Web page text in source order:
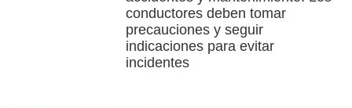
conductores deben tomar
precauciones y seguir
indicaciones para evitar
incidentes